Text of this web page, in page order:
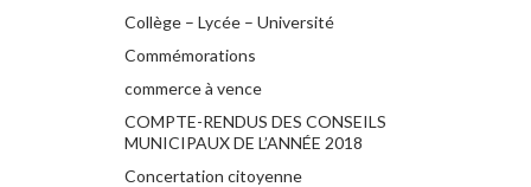
Collège – Lycée – Université
Commémorations
commerce à vence
COMPTE-RENDUS DES CONSEILS
MUNICIPAUX DE L’ANNÉE 2018
Concertation citoyenne